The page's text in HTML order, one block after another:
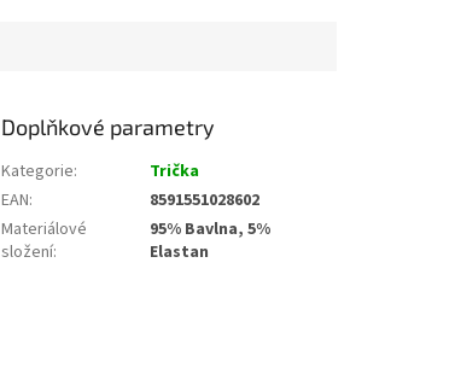
Doplňkové parametry
Kategorie:
Trička
EAN:
8591551028602
Materiálové
složení:
95% Bavlna, 5%
Elastan